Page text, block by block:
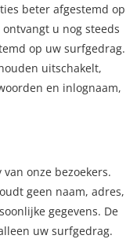
beter afgestemd op
u nog steeds
op uw surfgedrag.
uitschakelt,
en inlognaam,
onze bezoekers.
geen naam, adres,
gegevens. De
uw surfgedrag.